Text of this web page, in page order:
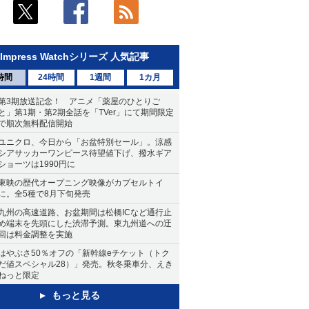
Impress Watchシリーズ 人気記事
間 24時間 1週間 1カ月
3期放送記念！ アニメ「薬屋のひとりご
」第1期・第2期全話を「TVer」にて期間限定
順次無料配信開始
ニクロ、今日から「お盆特別セール」。涼感
アサッカーワンピース待望値下げ、撥水ギア
ョーツは1990円に
映の歴代オープニング映像がカプセルトイ
。全5種で8月下旬発売
州の高速道路、お盆期間は松橋ICなど通行止
端末を先頭にした渋滞予測。東九州道への迂
は料金調整を実施
やぶさ50％オフの「新幹線eチケット（トク
値スペシャル28）」発売。秋冬乗車分、えき
っと限定
もっと見る